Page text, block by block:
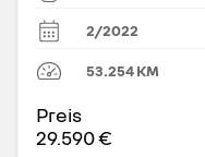
2/2022
53.254KM
Preis
29.590 €